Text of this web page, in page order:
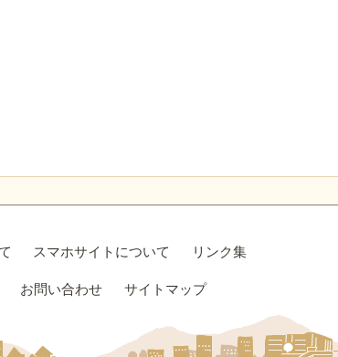
スマホサイトについて リンク集
お問い合わせ サイトマップ